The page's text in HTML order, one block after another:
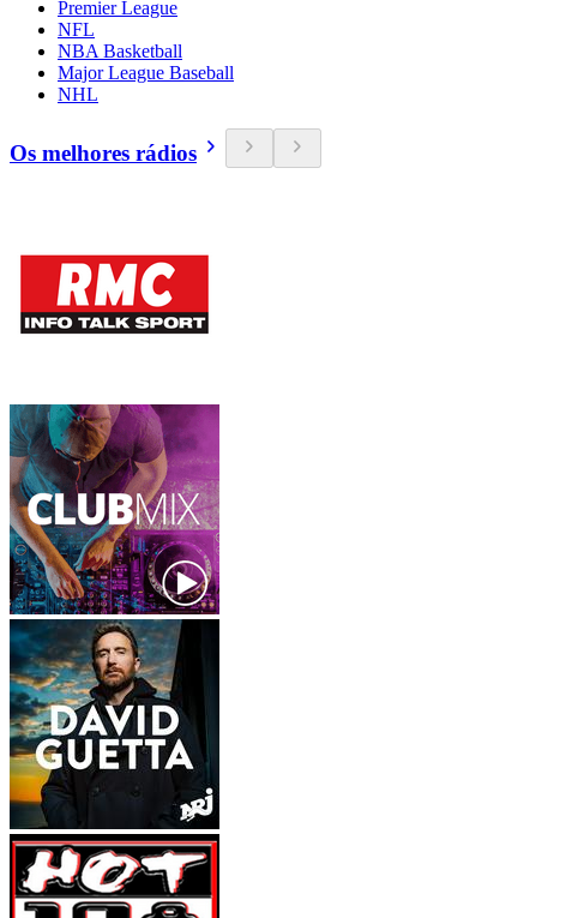
Premier League
NFL
NBA Basketball
Major League Baseball
NHL
Os melhores rádios